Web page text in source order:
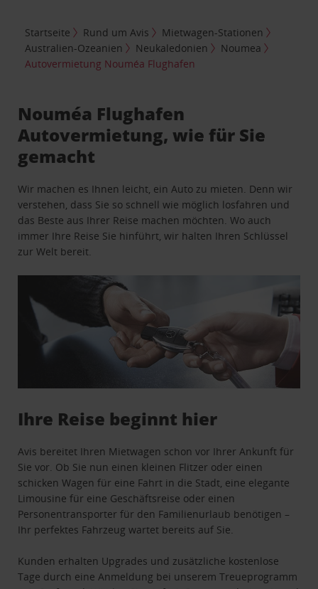
Startseite Rund um Avis
Mietwagen-Stationen
Australien-Ozeanien
Neukaledonien
Noumea
Autovermietung Nouméa Flughafen
Nouméa Flughafen
Autovermietung, wie für Sie
gemacht
Wir machen es Ihnen leicht, ein Auto zu mieten. Denn wir
verstehen, dass Sie so schnell wie möglich losfahren und
das Beste aus Ihrer Reise machen möchten. Wo auch
immer Ihre Reise Sie hinführt, wir halten Ihren Schlüssel
zur Welt bereit.
Ihre Reise beginnt hier
Avis bereitet Ihren Mietwagen schon vor Ihrer Ankunft für
Sie vor. Ob Sie nun einen kleinen Flitzer oder einen
schicken Wagen für eine Fahrt in die Stadt, eine elegante
Limousine für eine Geschäftsreise oder einen
Personentransporter für den Familienurlaub benötigen –
Ihr perfektes Fahrzeug wartet bereits auf Sie.
Kunden erhalten Upgrades und zusätzliche kostenlose
Tage durch eine Anmeldung bei unserem Treueprogramm